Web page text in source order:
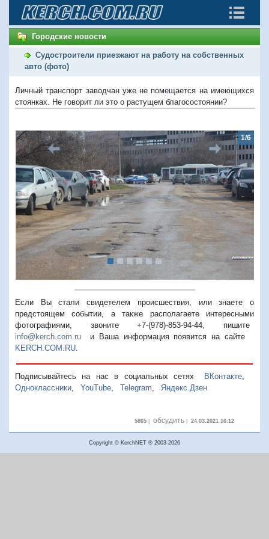
Городские новости
Судостроители приезжают на работу на собственных
авто (фото)
Личный транспорт заводчан уже не помещается на имеющихся
стоянках. Не говорит ли это о растущем благосостоянии?
1/6
Предыдущий
Если Вы стали свидетелем происшествия, или знаете о
предстоящем событии, а также располагаете интересными
фотографиями, звоните +7-(978)-853-94-44, пишите
info@kerch.com.ru и Ваша информация появится на сайте
KERCH.COM.RU.
Подписывайтесь на нас в социальных сетях ВКонтакте,
Одноклассники, YouTube, Telegram, Яндекс.Дзен
5865| обсудить| 24.03.2021 16:12
Copyright © KerchNET ® 2003-2026